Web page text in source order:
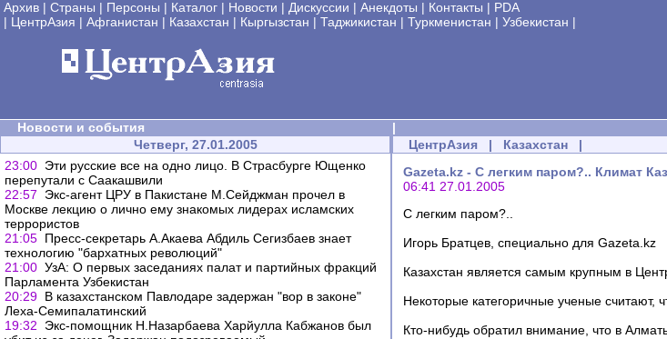
Архив | Страны | Персоны | Каталог | Новости | Дискуссии | Анекдоты | Контакты | PDA
| ЦентрАзия | Афганистан | Казахстан | Кыргызстан | Таджикистан | Туркменистан | Узбекистан |
Новости и события
|
Четверг, 27.01.2005
23:00 Эти русские все на одно лицо. В Страсбурге Ющенко
перепутали с Саакашвили
22:57
Экс-агент ЦРУ в Пакистане М.Сейджман прочел в
Москве лекцию о лично ему знакомых лидерах исламских
террористов
21:05 Пресс-секретарь А.Акаева Абдиль Сегизбаев знает
технологию "бархатных революций"
21:00 УзА: О первых заседаниях палат и партийных фракций
Парламента Узбекистан
20:29 В казахстанском Павлодаре задержан "вор в законе"
Леха-Семипалатинский
19:32
Экс-помощник Н.Назарбаева Харйулла Кабжанов был
ЦентрАзия | Казахстан |
Gazeta.kz - С легким паром?.. Климат
06:41 27.01.2005
С легким паром?..
Игорь Братцев, специально для Gazeta.kz
Казахстан является самым крупным в
Некоторые категоричные ученые считают,
Кто-нибудь обратил внимание, что в